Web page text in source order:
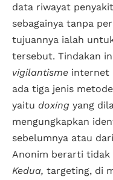
data riwayat
sebagainya tanpa
tujuannya ialah
tersebut. Tindakan
vigilantisme internet
ada tiga jenis metode
yaitu doxing yang
mengungkapkan
sebelumnya atau
Anonim berarti tidak
Kedua, targeting, di